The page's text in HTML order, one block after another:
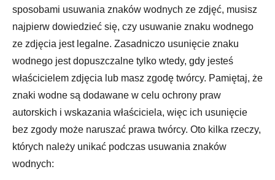
sposobami usuwania znaków wodnych ze zdjęć, musisz
najpierw dowiedzieć się, czy usuwanie znaku wodnego
ze zdjęcia jest legalne. Zasadniczo usunięcie znaku
wodnego jest dopuszczalne tylko wtedy, gdy jesteś
właścicielem zdjęcia lub masz zgodę twórcy. Pamiętaj, że
znaki wodne są dodawane w celu ochrony praw
autorskich i wskazania właściciela, więc ich usunięcie
bez zgody może naruszać prawa twórcy. Oto kilka rzeczy,
których należy unikać podczas usuwania znaków
wodnych: